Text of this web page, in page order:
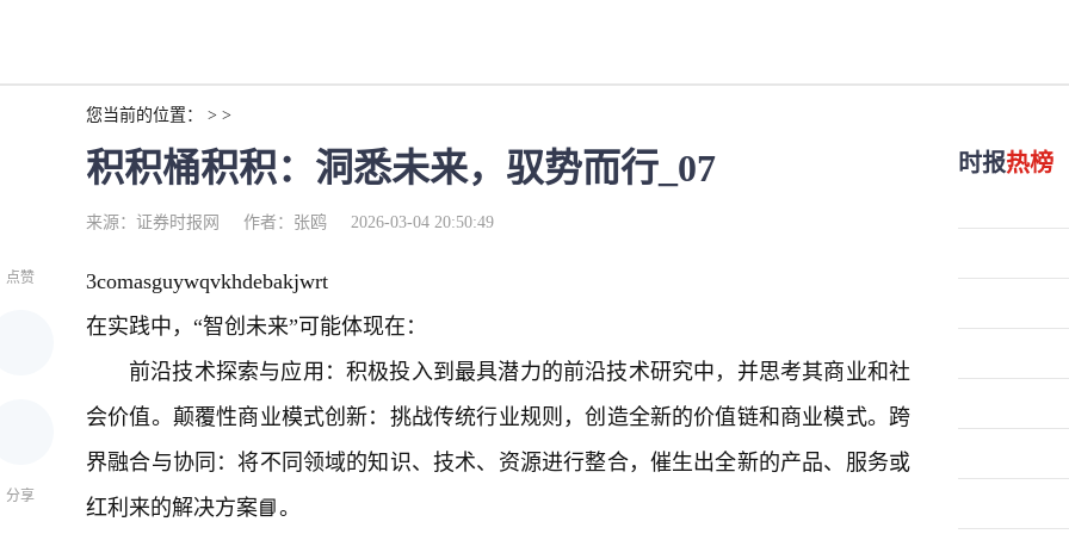
您当前的位置： > >
积积桶积积：洞悉未来，驭势而行_07
来源：证券时报网 作者：张鸥 2026-03-04 20:50:49
点赞
分享
3comasguywqvkhdebakjwrt
在实践中，“智创未来”可能体现在：
前沿技术探索与应用：积极投入到最具潜力的前沿技术研究中，并思考其商业和社
会价值。颠覆性商业模式创新：挑战传统行业规则，创造全新的价值链和商业模式。跨
界融合与协同：将不同领域的知识、技术、资源进行整合，催生出全新的产品、服务或
红利来的解决方案📘。
时报热榜